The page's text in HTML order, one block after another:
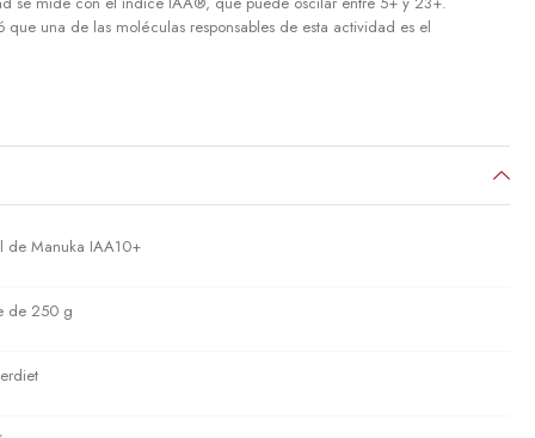
una de las moléculas responsables de esta actividad es el
de Manuka IAA10+
de 250 g